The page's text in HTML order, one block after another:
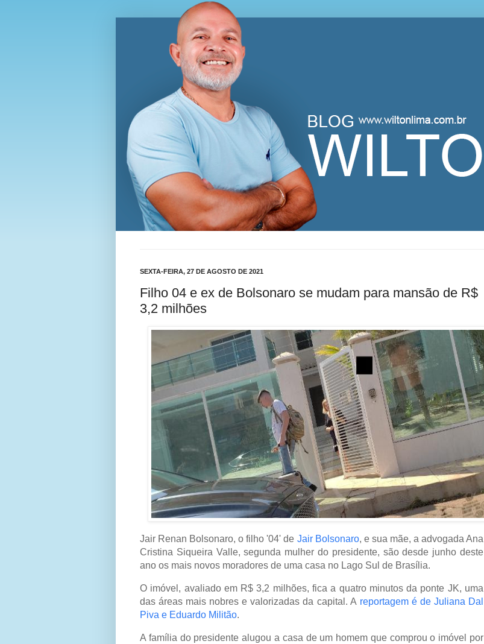
Blog Wilton Lima
SEXTA-FEIRA, 27 DE AGOSTO DE 2021
Filho 04 e ex de Bolsonaro se mudam para mansão de R$
3,2 milhões
Jair Renan Bolsonaro, o filho '04' de Jair Bolsonaro, e sua mãe, a advogada Ana
Cristina Siqueira Valle, segunda mulher do presidente, são desde junho deste
ano os mais novos moradores de uma casa no Lago Sul de Brasília.
O imóvel, avaliado em R$ 3,2 milhões, fica a quatro minutos da ponte JK, uma
das áreas mais nobres e valorizadas da capital. A reportagem é de Juliana Dal
Piva e Eduardo Militão.
A família do presidente alugou a casa de um homem que comprou o imóvel por